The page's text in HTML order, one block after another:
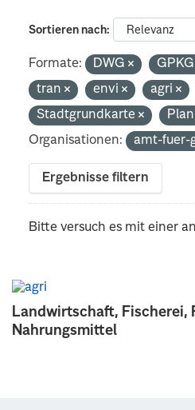
Landwirtschaft, Fischerei,
Nahrungsmittel
Sortieren nach
Formate: DWG
tran
envi agri
Stadtgrundkarte
Organisationen:
amt-fuer-
Ergebnisse filtern
Bitte versuch es mit einer